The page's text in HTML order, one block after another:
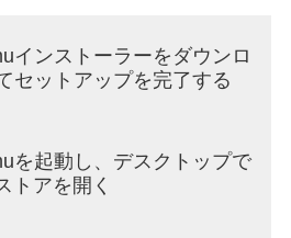
！
に並ぶ「異骸」たちや、異
サラリーマン……ヘテロシ
実の存在が入り混じる「異
常茶飯事！ この街の住人と
インストーラーをダウンロ
セットアップを完了する
を起動し、デスクトップで
トアを開く